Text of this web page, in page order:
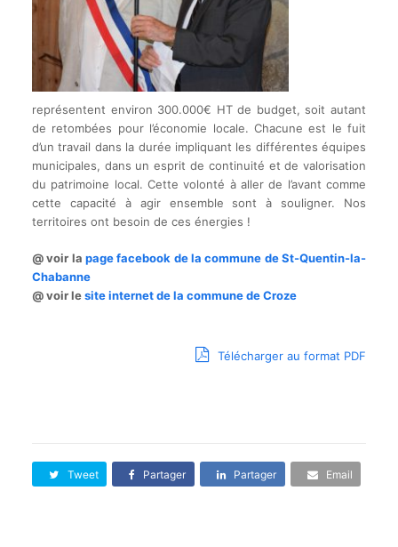
représentent environ 300.000€ HT de budget, soit autant
de retombées pour l’économie locale. Chacune est le fuit
d’un travail dans la durée impliquant les différentes équipes
municipales, dans un esprit de continuité et de valorisation
du patrimoine local. Cette volonté à aller de l’avant comme
cette capacité à agir ensemble sont à souligner. Nos
territoires ont besoin de ces énergies !
@ voir la page facebook de la commune de St-Quentin-la-
Chabanne
@ voir lesite internet de la commune de Croze
Télécharger au format PDF
Tweet Partager Partager Email